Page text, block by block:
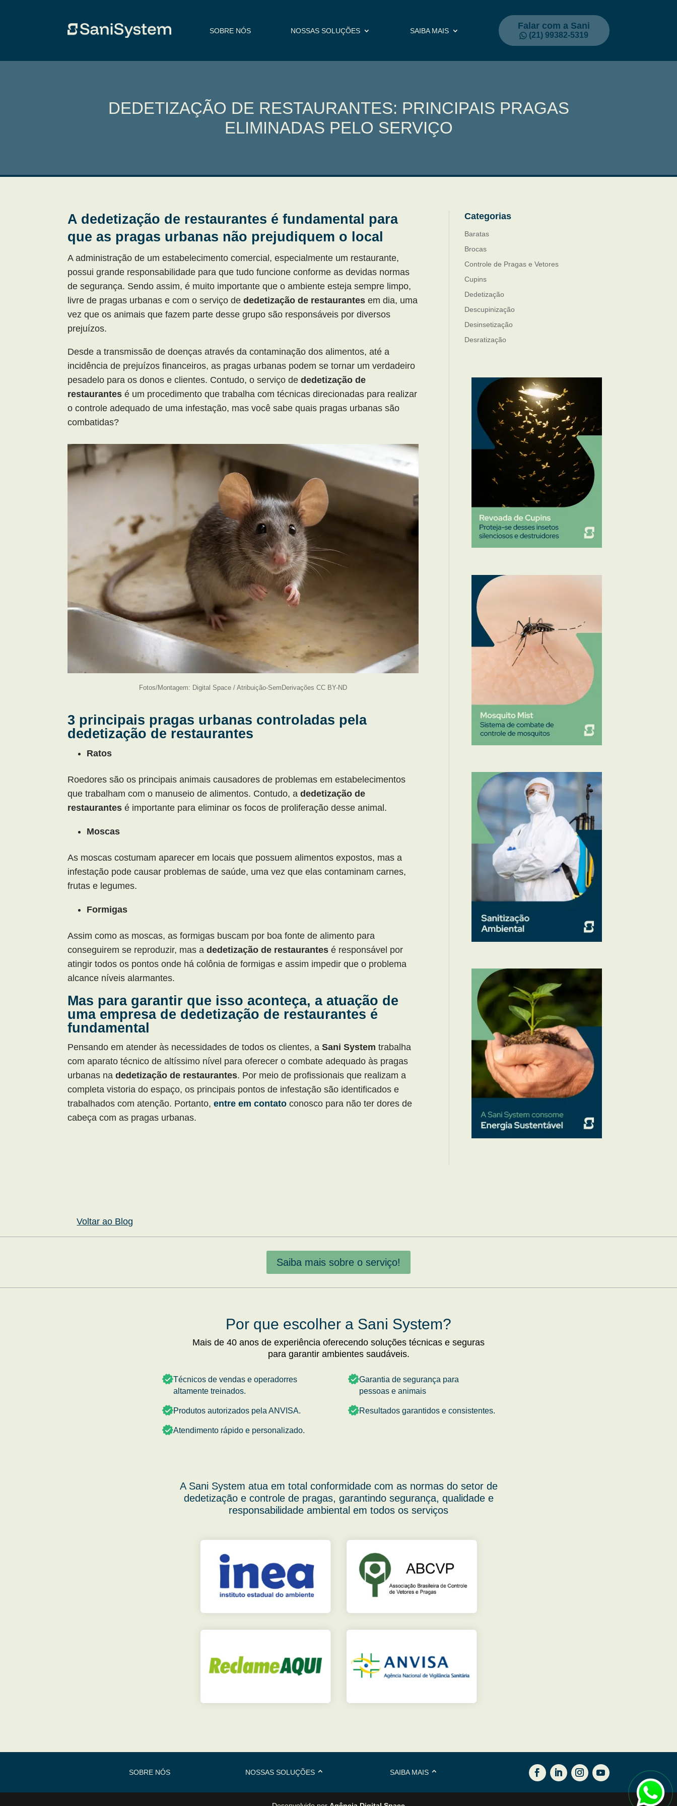
SOBRE NÓS NOSSAS SOLUÇÕES SAIBA MAIS Falar com a Sani
(21) 99382-5319
DEDETIZAÇÃO DE RESTAURANTES: PRINCIPAIS PRAGAS
ELIMINADAS PELO SERVIÇO
A dedetização de restaurantes é fundamental para
que as pragas urbanas não prejudiquem o local
A administração de um estabelecimento comercial, especialmente um restaurante,
possui grande responsabilidade para que tudo funcione conforme as devidas normas
de segurança. Sendo assim, é muito importante que o ambiente esteja sempre limpo,
livre de pragas urbanas e com o serviço dededetização de restaurantes em dia, uma
vez que os animais que fazem parte desse grupo são responsáveis por diversos
prejuízos.
Desde a transmissão de doenças através da contaminação dos alimentos, até a
incidência de prejuízos financeiros, as pragas urbanas podem se tornar um verdadeiro
pesadelo para os donos e clientes. Contudo, o serviço dededetização de
restaurantesé um procedimento que trabalha com técnicas direcionadas para realizar
o controle adequado de uma infestação, mas você sabe quais pragas urbanas são
combatidas?
Fotos/Montagem: Digital Space / Atribuição-SemDerivações CC BY-ND
3 principais pragas urbanas controladas pela
dedetização de restaurantes
Ratos
Roedores são os principais animais causadores de problemas em estabelecimentos
que trabalham com o manuseio de alimentos. Contudo, adedetização de
restaurantes é importante para eliminar os focos de proliferação desse animal.
Moscas
As moscas costumam aparecer em locais que possuem alimentos expostos, mas a
infestação pode causar problemas de saúde, uma vez que elas contaminam carnes,
frutas e legumes.
Formigas
Assim como as moscas, as formigas buscam por boa fonte de alimento para
conseguirem se reproduzir, mas adedetização de restaurantes é responsável por
atingir todos os pontos onde há colônia de formigas e assim impedir que o problema
alcance níveis alarmantes.
Mas para garantir que isso aconteça, a atuação de
uma empresa de dedetização de restaurantes é
fundamental
Pensando em atender às necessidades de todos os clientes, aSani System trabalha
com aparato técnico de altíssimo nível para oferecer o combate adequado às pragas
urbanas nadedetização de restaurantes. Por meio de profissionais que realizam a
completa vistoria do espaço, os principais pontos de infestação são identificados e
trabalhados com atenção. Portanto,entre em contato conosco para não ter dores de
cabeça com as pragas urbanas.
Categorias
Baratas
Brocas
Controle de Pragas e Vetores
Cupins
Dedetização
Descupinização
Desinsetização
Desratização
Mosquitos
Percevejo de Cama
Pulgas e Carrapatos
Ratos
Sanitização
Voltar ao Blog
Saiba mais sobre o serviço!
Por que escolher a Sani System?
Mais de 40 anos de experiência oferecendo soluções técnicas e seguras
para garantir ambientes saudáveis.
Técnicos de vendas e operadorres
altamente treinados.
Produtos autorizados pela ANVISA.
Atendimento rápido e personalizado.
Garantia de segurança para
pessoas e animais
Resultados garantidos e consistentes.
A Sani System atua em total conformidade com as normas do setor de
dedetização e controle de pragas, garantindo segurança, qualidade e
responsabilidade ambiental em todos os serviços
SOBRE NÓS NOSSAS SOLUÇÕES SAIBA MAIS